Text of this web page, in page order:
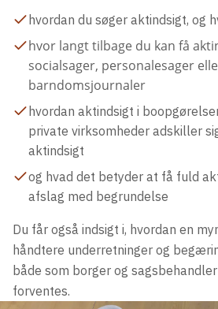
hvordan du søger aktindsigt, og
hvor langt tilbage du kan få
socialsager, personalesager
barndomsjournaler
hvordan aktindsigt i
private virksomheder adskiller
aktindsigt
og hvad det betyder at få fuld
afslag med begrundelse
Du får også indsigt i, hvordan en
håndtere underretninger og
både som borger og
forventes.